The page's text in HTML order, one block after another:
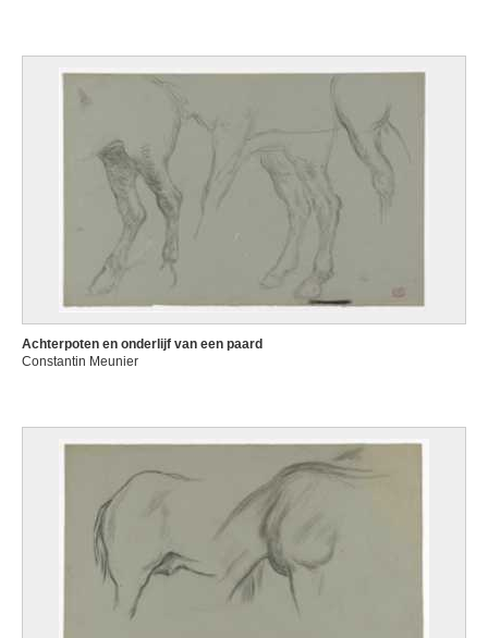
Achterpoten en onderlijf van een paard
Constantin Meunier